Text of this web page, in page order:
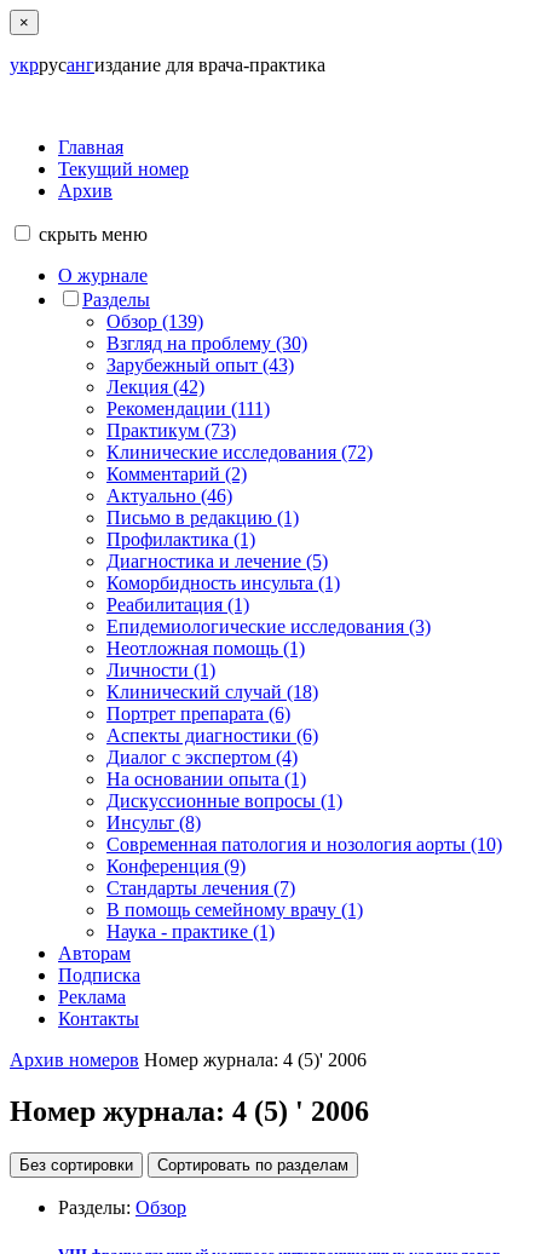
×
укррусангиздание для врача-практика
Главная
Текущий номер
Архив
скрыть меню
О журнале
Разделы
Обзор (139)
Взгляд на проблему (30)
Зарубежный опыт (43)
Лекция (42)
Рекомендации (111)
Практикум (73)
Клинические исследования (72)
Комментарий (2)
Актуально (46)
Письмо в редакцию (1)
Профилактика (1)
Диагностика и лечение (5)
Коморбидность инсульта (1)
Реабилитация (1)
Епидемиологические исследования (3)
Неотложная помощь (1)
Личности (1)
Клинический случай (18)
Портрет препарата (6)
Аспекты диагностики (6)
Диалог с экспертом (4)
На основании опыта (1)
Дискуссионные вопросы (1)
Инсульт (8)
Современная патология и нозология аорты (10)
Конференция (9)
Стандарты лечения (7)
В помощь семейному врачу (1)
Наука - практике (1)
Авторам
Подписка
Реклама
Контакты
Архив номеров Номер журнала: 4 (5)' 2006
Номер журнала: 4 (5) ' 2006
Без сортировки Сортировать по разделам
Разделы: Обзор